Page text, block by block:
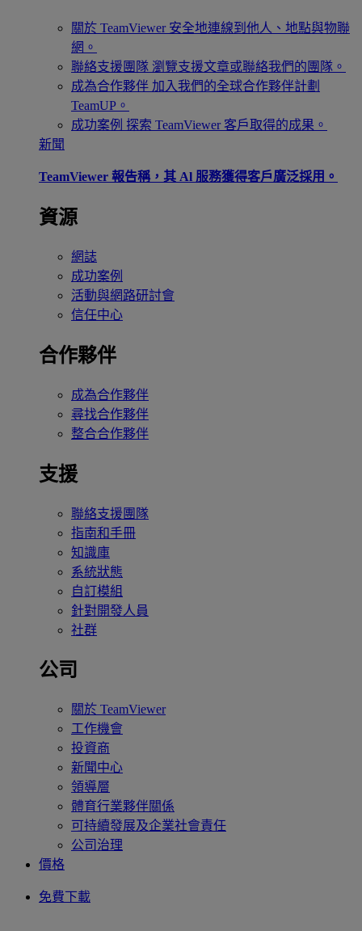
關於 TeamViewer 安全地連線到他人、地點與物聯
網。
聯絡支援團隊 瀏覽支援文章或聯絡我們的團隊。
成為合作夥伴 加入我們的全球合作夥伴計劃
TeamUP。
成功案例 探索 TeamViewer 客戶取得的成果。
新聞
TeamViewer 報告稱，其 Al 服務獲得客戶廣泛採用。
資源
網誌
成功案例
活動與網路研討會
信任中心
合作夥伴
成為合作夥伴
尋找合作夥伴
整合合作夥伴
支援
聯絡支援團隊
指南和手冊
知識庫
系統狀態
自訂模組
針對開發人員
社群
公司
關於 TeamViewer
工作機會
投資商
新聞中心
領導層
體育行業夥伴關係
可持續發展及企業社會責任
公司治理
價格
免費下載